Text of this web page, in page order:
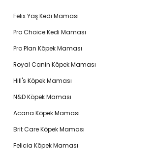
Felix Yaş Kedi Maması
Pro Choice Kedi Maması
Pro Plan Köpek Maması
Royal Canin Köpek Maması
Hill's Köpek Maması
N&D Köpek Maması
Acana Köpek Maması
Brit Care Köpek Maması
Felicia Köpek Maması